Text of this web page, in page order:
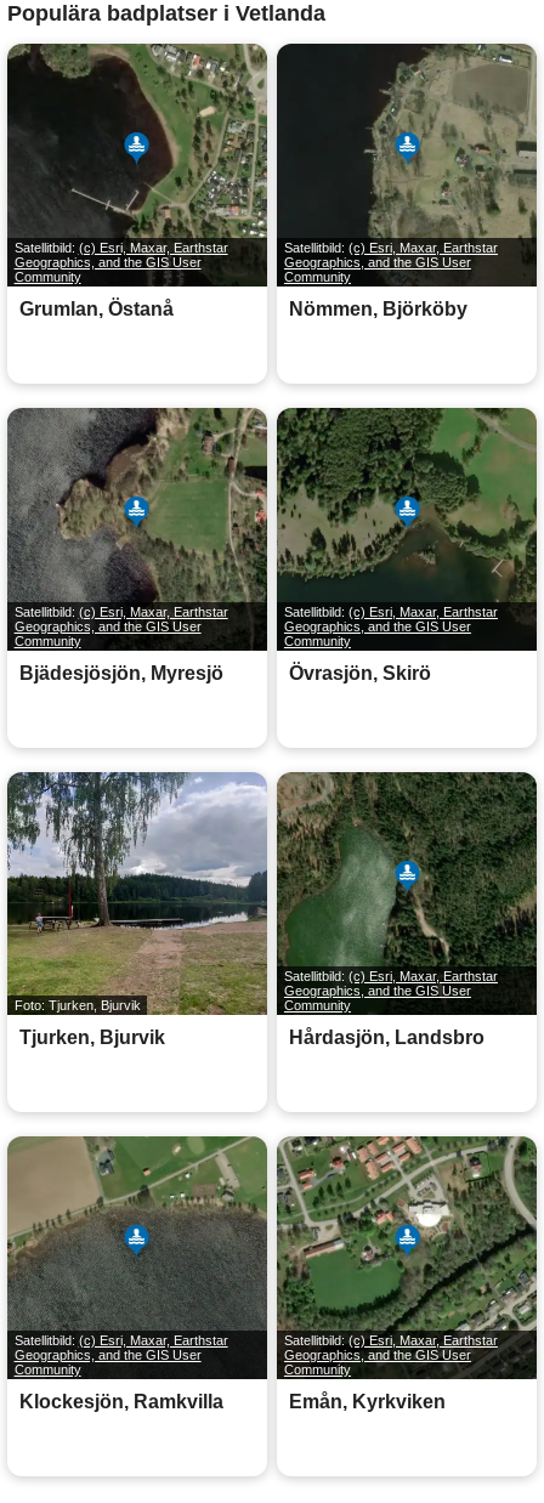
Populära badplatser i Vetlanda
Satellitbild: (c) Esri, Maxar, Earthstar
Geographics, and the GIS User
Community
Grumlan, Östanå
Satellitbild: (c) Esri, Maxar, Earthstar
Geographics, and the GIS User
Community
Nömmen, Björköby
Satellitbild: (c) Esri, Maxar, Earthstar
Geographics, and the GIS User
Community
Bjädesjösjön, Myresjö
Satellitbild: (c) Esri, Maxar, Earthstar
Geographics, and the GIS User
Community
Övrasjön, Skirö
Foto: Tjurken, Bjurvik
Tjurken, Bjurvik
Satellitbild: (c) Esri, Maxar, Earthstar
Geographics, and the GIS User
Community
Hårdasjön, Landsbro
Satellitbild: (c) Esri, Maxar, Earthstar
Geographics, and the GIS User
Community
Klockesjön, Ramkvilla
Satellitbild: (c) Esri, Maxar, Earthstar
Geographics, and the GIS User
Community
Emån, Kyrkviken